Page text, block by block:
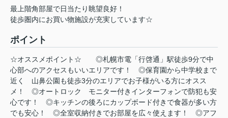
最上階角部屋で日当たり眺望良好！
徒歩圏内にお買い物施設が充実しています☆
ポイント
☆オススメポイント☆
◎札幌市電「行啓通」駅徒歩9分で中
心部へのアクセスもいいエリアです！
◎保育園から中学校まで
近く
山鼻公園も徒歩3分のエリアでお子様がいる方にオスス
メ！
◎オートロック
モニター付きインターフォンで防犯も安
心です！
◎キッチンの後ろにカップボード付きで食器が多い方
でも安心！
◎全室収納付きでお部屋を広々使えます！
◎アフ